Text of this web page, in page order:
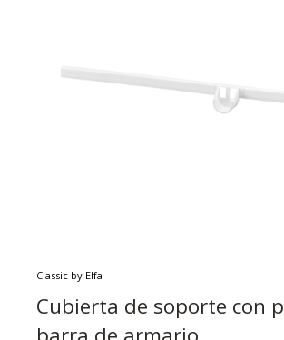
Classic by Elfa
Cubierta de soporte con